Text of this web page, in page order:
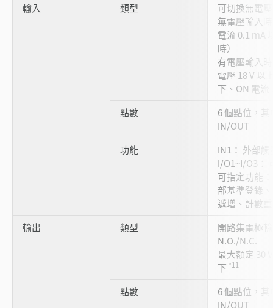
輸入
類型
可切換無電
無電壓輸入
電流 0.1 mA
時）
有電壓輸入
電壓 18 V 以
下、ON 電流
點數
6 個點位，
IN/OUT
功能
IN1： 外部
I/O1~I/O3：
可指定功能
部基準登錄
遞增、計數
輸出
類型
開路集電極
N.O./N.C.
最大額定 30
下 *11
點數
6 個點位，
IN/OUT